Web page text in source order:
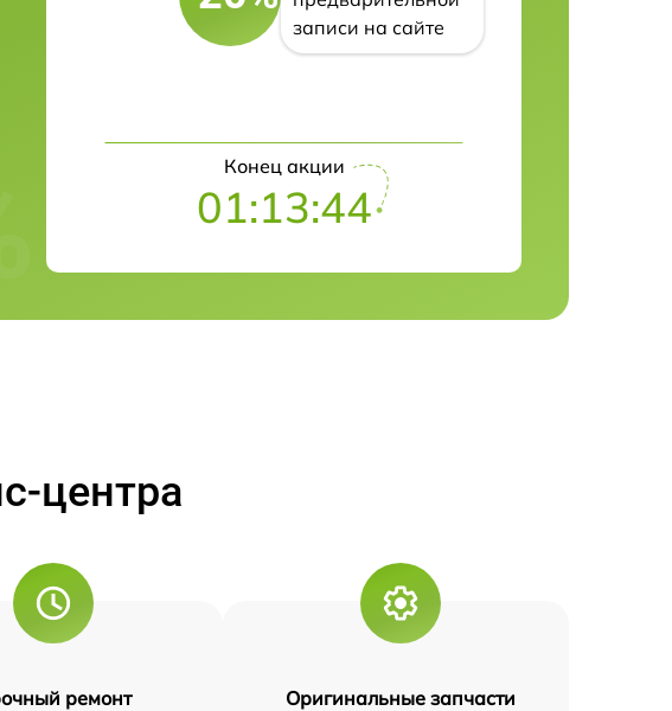
записи на сайте
Конец акции
01:13:43
центра
ремонт Оригинальные запчасти